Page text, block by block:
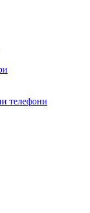
телефони